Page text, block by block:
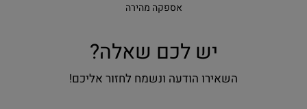
אספקה מהירה
יש לכם שאלה?
השאירו הודעה ונשמח לחזור אליכם!